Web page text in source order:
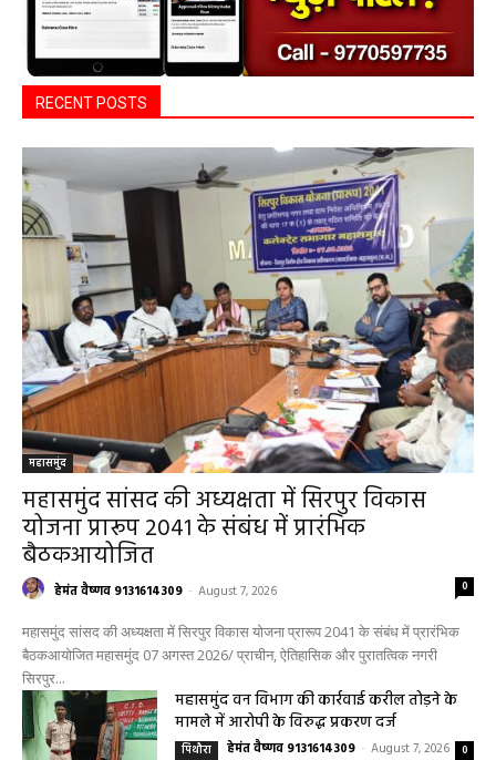
RECENT POSTS
महासमुंद
महासमुंद सांसद की अध्यक्षता में सिरपुर विकास
योजना प्रारूप 2041 के संबंध में प्रारंभिक
बैठकआयोजित
हेमंत वैष्णव 9131614309 - August 7, 2026 0
महासमुंद सांसद की अध्यक्षता में सिरपुर विकास योजना प्रारूप 2041 के संबंध में प्रारंभिक
बैठकआयोजित महासमुंद 07 अगस्त 2026/ प्राचीन, ऐतिहासिक और पुरातत्विक नगरी
सिरपुर...
महासमुंद वन विभाग की कार्रवाई करील तोड़ने के
मामले में आरोपी के विरुद्ध प्रकरण दर्ज
पिथौरा हेमंत वैष्णव 9131614309 - August 7, 2026 0